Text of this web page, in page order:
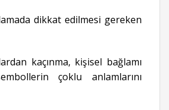
dikkat edilmesi gereken
kaçınma, kişisel bağlamı
çoklu anlamlarını